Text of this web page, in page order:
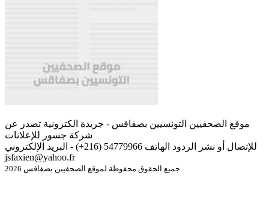
موقع الصحفيين التونسيين بصفاقس - جريدة الكترونية تصدر عن
شركة جسور للإعلانات
للإتصال أو نشر الردود الهاتف 54779966 (216+) - البريد الإلكتروني
jsfaxien@yahoo.fr
جميع الحقوق محفوظة لموقع الصحفيين بصفاقس 2026